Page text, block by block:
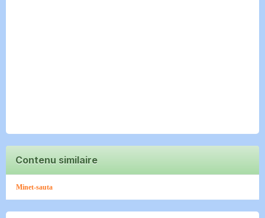
Contenu similaire
Minet-sauta